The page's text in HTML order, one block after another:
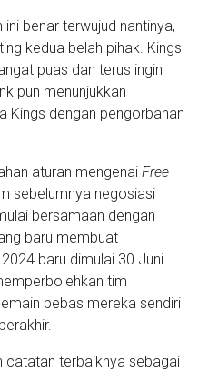
benar terwujud nantinya,
kedua belah pihak. Kings
puas dan terus ingin
pun menunjukkan
Kings dengan pengorbanan
aturan mengenai Free
sebelumnya negosiasi
bersamaan dengan
baru membuat
baru dimulai 30 Juni
tim
bebas mereka sendiri
catatan terbaiknya sebagai